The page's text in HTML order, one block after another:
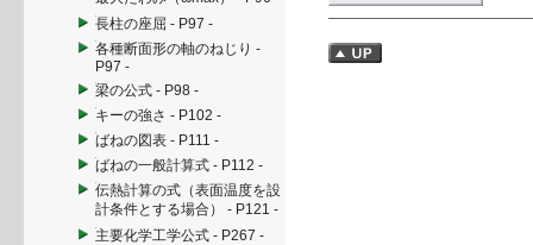
長柱の座屈 - P97 -
各種断面形の軸のねじり -
P97 -
梁の公式 - P98 -
キーの強さ - P102 -
ばねの図表 - P111 -
ばねの一般計算式 - P112 -
伝熱計算の式（表面温度を設
計条件とする場合） - P121 -
主要化学工学公式 - P267 -